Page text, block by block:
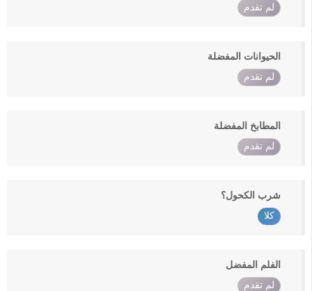
لم تقدم
الحيوانات المفضلة
لم تقدم
المطابخ المفضلة
لم تقدم
شرب الكحول؟
كلا
الفلم المفضل
لم تقدم